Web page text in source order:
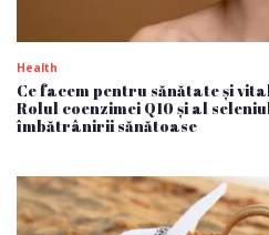
Health
Ce facem pentru sănătate și
Rolul coenzimei Q10 și al
îmbătrânirii sănătoase